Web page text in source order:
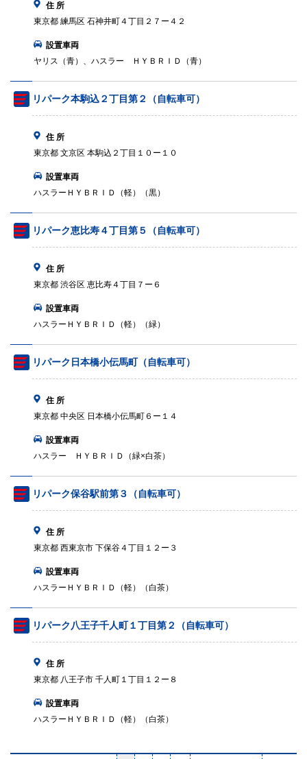
住 所
東京都 練馬区 石神井町４丁目２７ー４２
設置車両
ヤリス（青）、ハスラー ＨＹＢＲＩＤ（青）
リパーク本駒込２丁目第２（自転車可）
住 所
東京都 文京区 本駒込２丁目１０ー１０
設置車両
ハスラーＨＹＢＲＩＤ（軽）（黒）
リパーク恵比寿４丁目第５（自転車可）
住 所
東京都 渋谷区 恵比寿４丁目７ー６
設置車両
ハスラーＨＹＢＲＩＤ（軽）（緑）
リパーク日本橋小伝馬町（自転車可）
住 所
東京都 中央区 日本橋小伝馬町６ー１４
設置車両
ハスラー ＨＹＢＲＩＤ（緑×白茶）
リパーク保谷駅前第３（自転車可）
住 所
東京都 西東京市 下保谷４丁目１２ー３
設置車両
ハスラーＨＹＢＲＩＤ（軽）（白茶）
リパーク八王子千人町１丁目第２（自転車可）
住 所
東京都 八王子市 千人町１丁目１２ー８
設置車両
ハスラーＨＹＢＲＩＤ（軽）（白茶）